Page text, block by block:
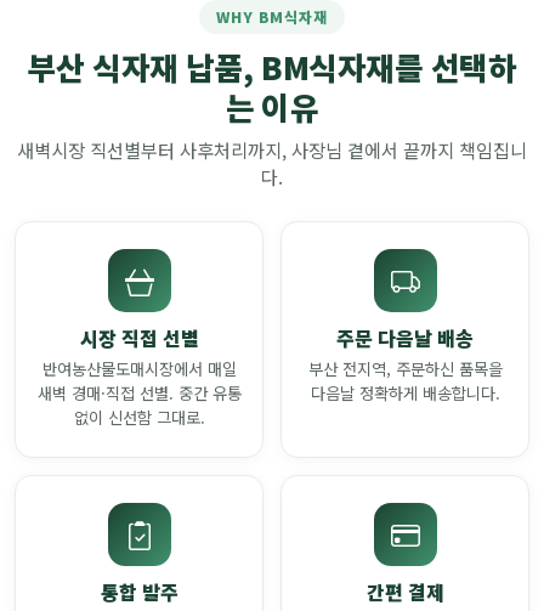
WHY BM식자재
부산 식자재 납품, BM식자재를 선택하
는 이유
새벽시장 직선별부터 사후처리까지, 사장님 곁에서 끝까지 책임집니
다.
시장 직접 선별
반여농산물도매시장에서 매일
새벽 경매·직접 선별. 중간 유통
없이 신선함 그대로.
주문 다음날 배송
부산 전지역, 주문하신 품목을
다음날 정확하게 배송합니다.
통합 발주 간편 결제